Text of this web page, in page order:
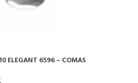
6596 – COMAS